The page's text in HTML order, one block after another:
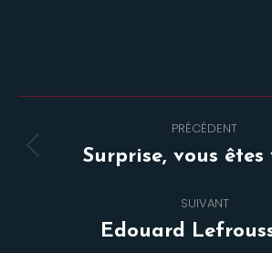
de
commentaire
PRÉCÉDENT
Onglet
Surprise, vous êtes
SUIVANT
Projets
Edouard